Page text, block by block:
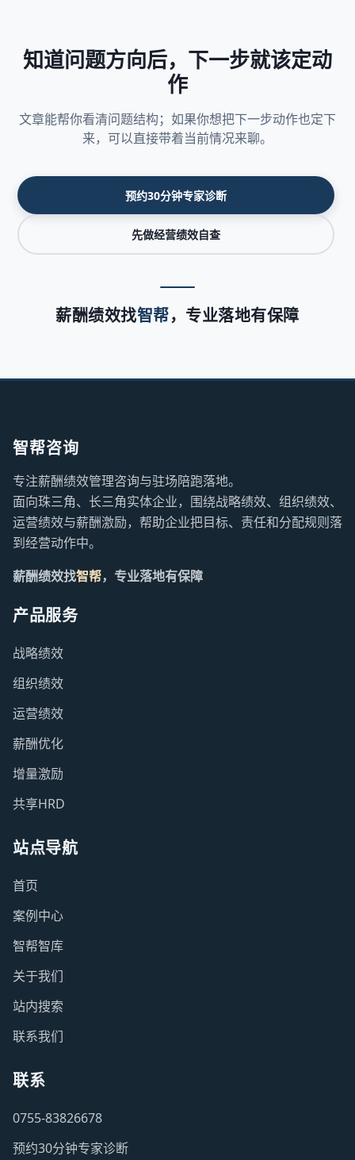
知道问题方向后，下一步就该定动
作
文章能帮你看清问题结构；如果你想把下一步动作也定下
来，可以直接带着当前情况来聊。
预约30分钟专家诊断
先做经营绩效自查
薪酬绩效找智帮，专业落地有保障
智帮咨询
专注薪酬绩效管理咨询与驻场陪跑落地。
面向珠三角、长三角实体企业，围绕战略绩效、组织绩效、
运营绩效与薪酬激励，帮助企业把目标、责任和分配规则落
到经营动作中。
薪酬绩效找智帮，专业落地有保障
产品服务
战略绩效
组织绩效
运营绩效
薪酬优化
增量激励
共享HRD
站点导航
首页
案例中心
智帮智库
关于我们
站内搜索
联系我们
联系
0755-83826678
预约30分钟专家诊断